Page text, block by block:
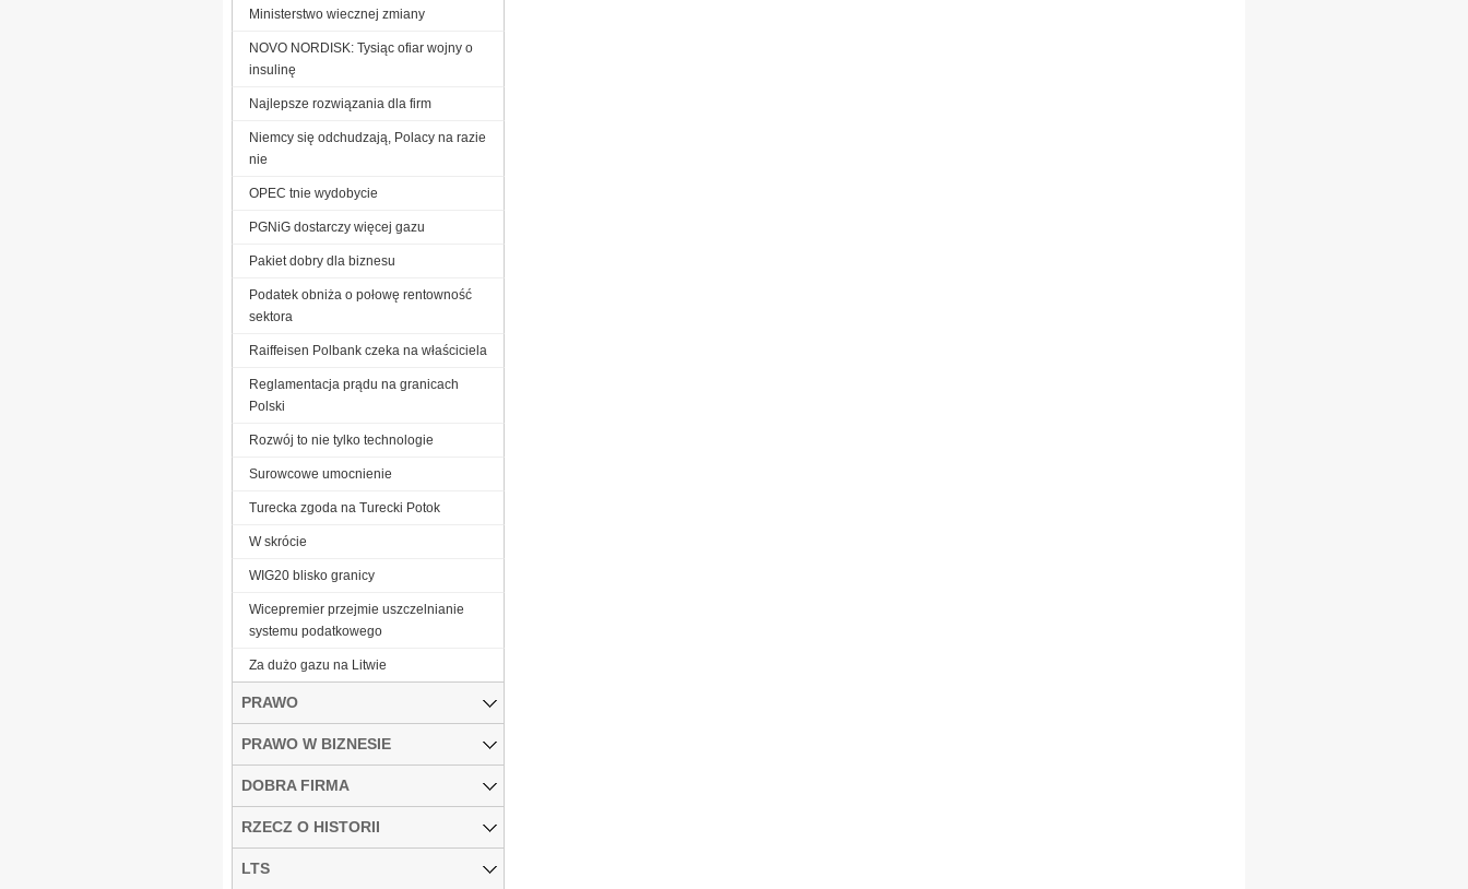
Ministerstwo wiecznej zmiany
NOVO NORDISK: Tysiąc ofiar wojny o
insulinę
Najlepsze rozwiązania dla firm
Niemcy się odchudzają, Polacy na razie
nie
OPEC tnie wydobycie
PGNiG dostarczy więcej gazu
Pakiet dobry dla biznesu
Podatek obniża o połowę rentowność
sektora
Raiffeisen Polbank czeka na właściciela
Reglamentacja prądu na granicach
Polski
Rozwój to nie tylko technologie
Surowcowe umocnienie
Turecka zgoda na Turecki Potok
W skrócie
WIG20 blisko granicy
Wicepremier przejmie uszczelnianie
systemu podatkowego
Za dużo gazu na Litwie
PRAWO
PRAWO W BIZNESIE
DOBRA FIRMA
RZECZ O HISTORII
LTS